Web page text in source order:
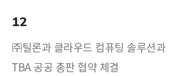
12
㈜틸론과 클라우드 컴퓨팅 솔루션
TBA 공공 총판 협약 체결